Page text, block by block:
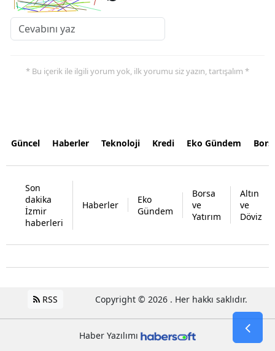
* Bu içerik ile ilgili yorum yok, ilk yorumu siz yazın, tartışalım *
Güncel Haberler Teknoloji Kredi Eko Gündem
Son
dakika
İzmir
haberleri
Haberler
Eko
Gündem
Borsa
ve
Yatırım
Altın
ve
Döviz
RSS Copyright © 2026 . Her hakkı saklıdır.
Haber Yazılımı